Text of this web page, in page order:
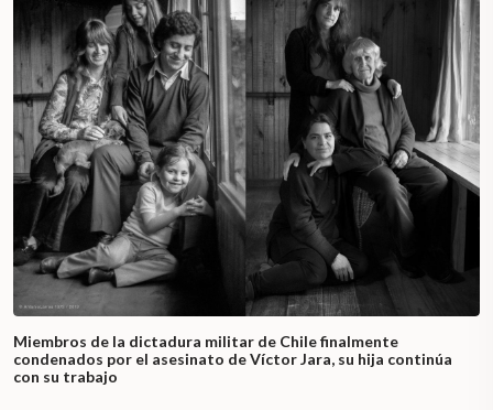
Miembros de la dictadura militar de Chile finalmente
condenados por el asesinato de Víctor Jara, su hija continúa
con su trabajo